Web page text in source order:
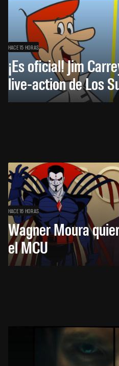
HACE 15 HORAS
¡Es oficial! Jim
live-action de Los
HACE 16 HORAS
Wagner Moura
el MCU